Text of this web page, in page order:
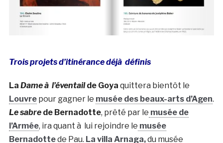
Trois projets d’itinérance déjà définis
La Dame à l’éventailde Goya quittera bientôt le
Louvrepour gagner le musée des beaux-arts d’Agen.
Le sabrede Bernadotte, prêté par le musée de
l’Armée, ira quant à lui rejoindre le musée
Bernadottede Pau. La villa Arnaga,du musée